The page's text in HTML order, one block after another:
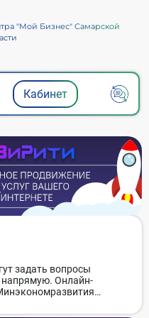
"Мой Бизнес" Самарской
Кабинет
задать вопросы
напрямую. Онлайн-
и